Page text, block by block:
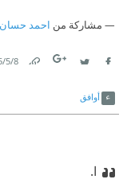
مشاركة من احمد حسان
8‏/5‏/2025
أوافق
ا.